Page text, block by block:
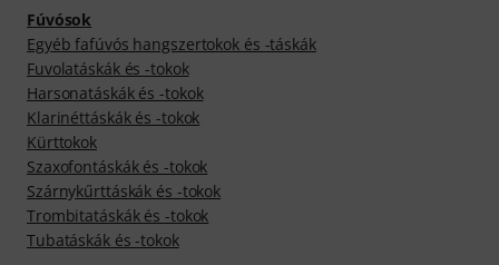
Fúvósok
Egyéb fafúvós hangszertokok és -táskák
Fuvolatáskák és -tokok
Harsonatáskák és -tokok
Klarinéttáskák és -tokok
Kürttokok
Szaxofontáskák és -tokok
Szárnykűrttáskák és -tokok
Trombitatáskák és -tokok
Tubatáskák és -tokok